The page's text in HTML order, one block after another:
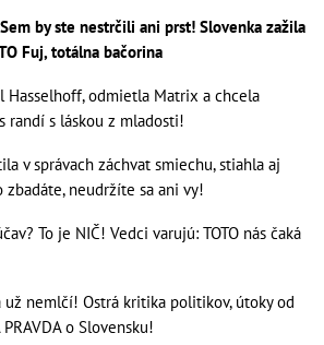
by ste nestrčili ani prst! Slovenka zažila
Fuj, totálna bačorina
odmietla Matrix a chcela
randí s láskou z mladosti!
v správach záchvat smiechu, stiahla aj
zbadáte, neudržíte sa ani vy!
To je NIČ! Vedci varujú: TOTO nás čaká
už nemlčí! Ostrá kritika politikov, útoky od
o Slovensku!